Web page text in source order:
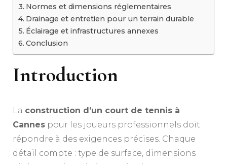
Normes et dimensions réglementaires
Drainage et entretien pour un terrain durable
Éclairage et infrastructures annexes
Conclusion
Introduction
La construction d’un court de tennis à
Cannes pour les joueurs professionnels doit
répondre à des exigences précises. Chaque
détail compte : type de surface, dimensions